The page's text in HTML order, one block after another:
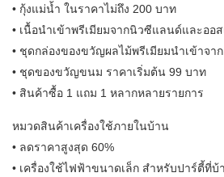
• กุ้งแม่น้ำ ในราคาไม่ถึง 200 บาท
• เนื้อนำเข้าพรีเมียมจากนิวซีแลนด์และออ
• ชุดกล่องของขวัญผลไม้พรีเมียมนำเข้าจ
• ชุดของขวัญขนม ราคาเริ่มต้น 99 บาท
• สินค้าซื้อ 1 แถม 1 หลากหลายรายการ
หมวดสินค้าเครื่องใช้ภายในบ้าน
• ลดราคาสูงสุด 60%
• เครื่องใช้ไฟฟ้าขนาดเล็ก สำหรับปาร์ตี้ที่